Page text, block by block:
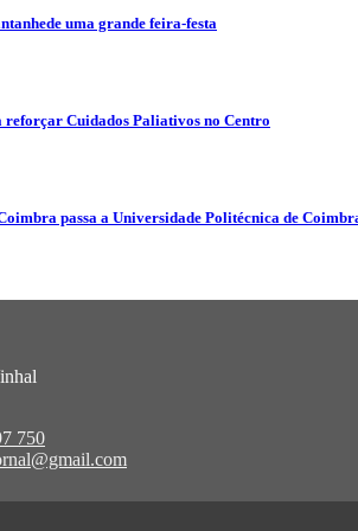
uma grande feira-festa
reforçar Cuidados Paliativos no Centro
passa a Universidade Politécnica de
750